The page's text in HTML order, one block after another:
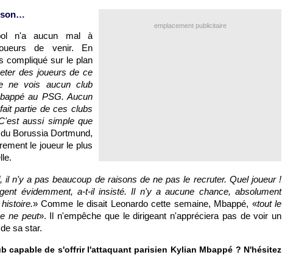
emplacement publicitaire
n'a aucun mal à
de venir. En
compliqué sur le plan
des joueurs de ce
ne vois aucun club
au PSG. Aucun
partie de ces clubs
aussi simple que
Borussia Dortmund,
le joueur le plus
il n'y a pas beaucoup de raisons de ne pas le recruter. Quel joueur !
évidemment, a-t-il insisté. Il n'y a aucune chance, absolument
» Comme le disait Leonardo cette semaine, Mbappé, «tout le
ne peut». Il n'empêche que le dirigeant n'appréciera pas de voir un
sa star.
capable de s'offrir l'attaquant parisien Kylian Mbappé ? N'hésitez